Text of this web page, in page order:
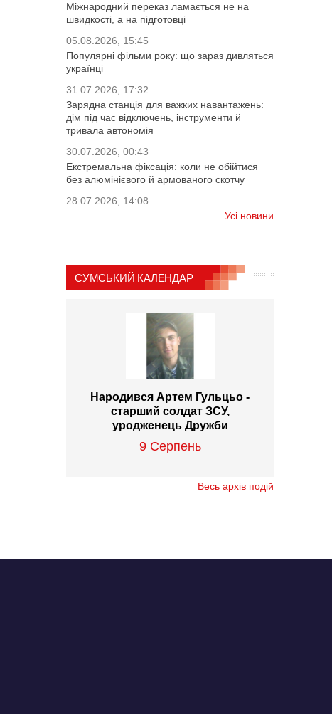
Міжнародний переказ ламається не на
швидкості, а на підготовці
05.08.2026, 15:45
Популярні фільми року: що зараз дивляться
українці
31.07.2026, 17:32
Зарядна станція для важких навантажень:
дім під час відключень, інструменти й
тривала автономія
30.07.2026, 00:43
Екстремальна фіксація: коли не обійтися
без алюмінієвого й армованого скотчу
28.07.2026, 14:08
Усі новини
СУМСЬКИЙ КАЛЕНДАР
Народився Артем Гульцьо -
старший солдат ЗСУ,
уродженець Дружби
9 Серпень
Весь архів подій